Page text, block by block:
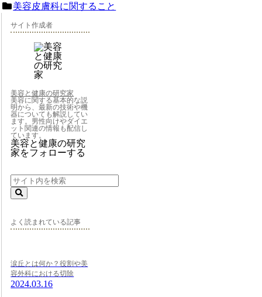
美容皮膚科に関すること
サイト作成者
美容と健康の研究家
美容に関する基本的な説
明から、最新の技術や機
器についても解説してい
ます。男性向けやダイエ
ット関連の情報も配信し
ています。
美容と健康の研究
家をフォローする
よく読まれている記事
涙丘とは何か？役割や美
容外科における切除
2024.03.16